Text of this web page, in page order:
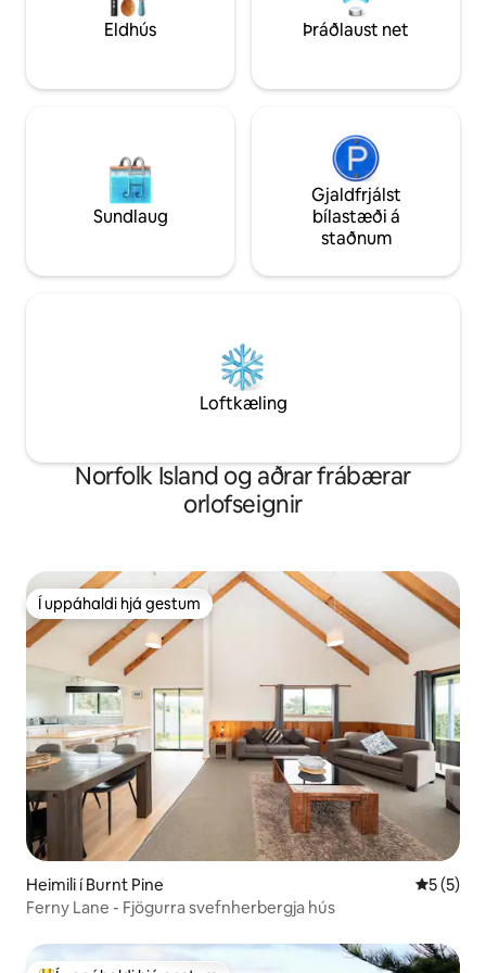
one!
Eldhús Þráðlaust net
Sundlaug
Gjaldfrjálst
bílastæði á
staðnum
Loftkæling
Norfolk Island og aðrar frábærar
orlofseignir
Í uppáhaldi hjá gestum
Í uppáhaldi hjá gestum
Heimili í Burnt Pine 5 af 5 í
5 (5)
Ferny Lane - Fjögurra svefnherbergja hús